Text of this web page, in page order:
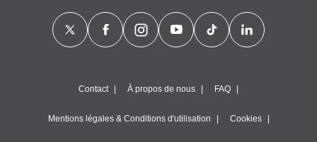
Contact À propos de nous FAQ
Mentions légales & Conditions d'utilisation Cookies